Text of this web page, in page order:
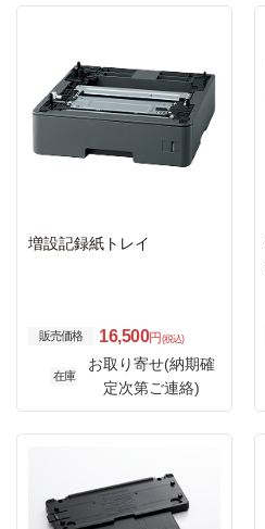
増設記録紙トレイ
販売価格 16,500円 (税込)
在庫
お取り寄せ(納期確
定次第ご連絡)